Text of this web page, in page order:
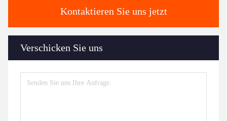
Kontaktieren Sie uns jetzt
Verschicken Sie uns